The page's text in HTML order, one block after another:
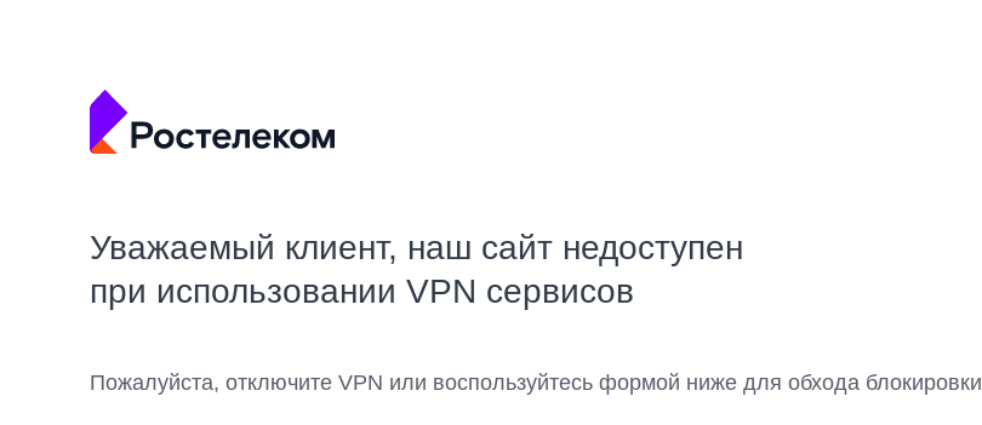
Уважаемый клиент, наш сайт недоступен
при использовании VPN сервисов
Пожалуйста, отключите VPN или воспользуйтесь формой ниже для обхода блокировки